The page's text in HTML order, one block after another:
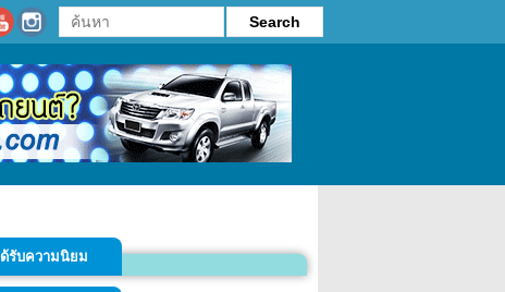
รับความนิยม